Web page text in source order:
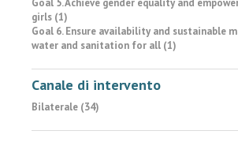
Goal 5. Achieve gender equality and
girls (1)
Goal 6. Ensure availability and sustainable
water and sanitation for all (1)
Canale di intervento
Bilaterale (34)